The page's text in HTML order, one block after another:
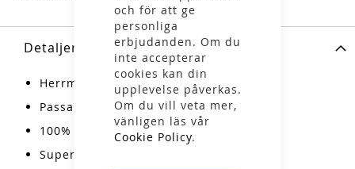
och för att ge
personliga
erbjudanden. Om du
inte accepterar
cookies kan din
upplevelse påverkas.
Om du vill veta mer,
vänligen läs vår
Cookie Policy.
Detaljer
Herrmodell
Passar för turåkning och backcountry
100% getskinn
Supermjuk fast fleecefoder, 150 g